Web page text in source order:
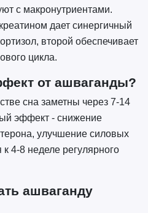
с макронутриентами.
дает синергичный
второй обеспечивает
цикла.
от ашваганды?
сна заметны через 7-14
эффект - снижение
улучшение силовых
к 4-8 неделе регулярного
ашваганду